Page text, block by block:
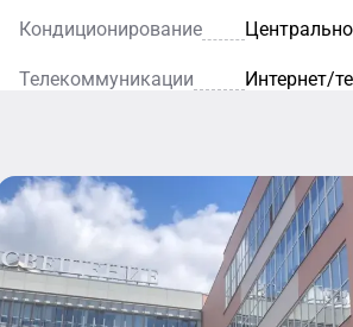
Кондиционирование
Телекоммуникации Интернет/